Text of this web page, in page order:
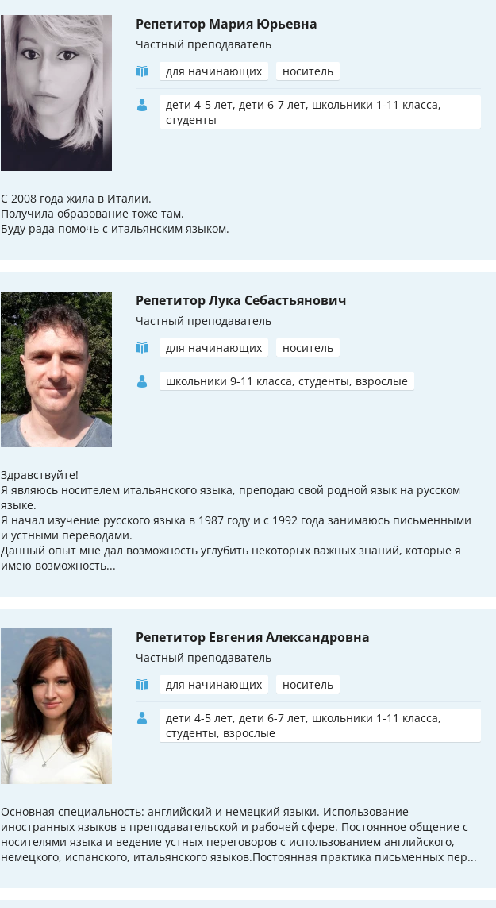
Репетитор Мария Юрьевна
Частный преподаватель
для начинающих
носитель
дети 4-5 лет, дети 6-7 лет, школьники 1-11 класса,
студенты
С 2008 года жила в Италии.
Получила образование тоже там.
Буду рада помочь с итальянским языком.
Репетитор Лука Себастьянович
Частный преподаватель
для начинающих
носитель
школьники 9-11 класса, студенты, взрослые
Здравствуйте!
Я являюсь носителем итальянского языка, преподаю свой родной язык на русском
языке.
Я начал изучение русского языка в 1987 году и с 1992 года занимаюсь письменными
и устными переводами.
Данный опыт мне дал возможность углубить некоторых важных знаний, которые я
имею возможность...
Репетитор Евгения Александровна
Частный преподаватель
для начинающих
носитель
дети 4-5 лет, дети 6-7 лет, школьники 1-11 класса,
студенты, взрослые
Основная специальность: английский и немецкий языки. Использование
иностранных языков в преподавательской и рабочей сфере. Постоянное общение с
носителями языка и ведение устных переговоров с использованием английского,
немецкого, испанского, итальянского языков.Постоянная практика письменных пер...